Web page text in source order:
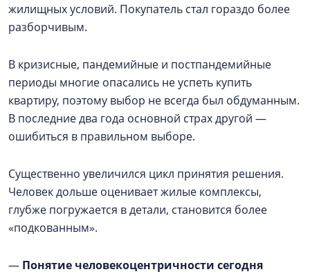
жилищных условий. Покупатель стал гораздо более
разборчивым.
В кризисные, пандемийные и постпандемийные
периоды многие опасались не успеть купить
квартиру, поэтому выбор не всегда был обдуманным.
В последние два года основной страх другой —
ошибиться в правильном выборе.
Существенно увеличился цикл принятия решения.
Человек дольше оценивает жилые комплексы,
глубже погружается в детали, становится более
«подкованным».
— Понятие человекоцентричности сегодня